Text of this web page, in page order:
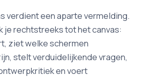
verdient een aparte vermelding.
je rechtstreeks tot het canvas:
ziet welke schermen
stelt verduidelijkende vragen,
en voert